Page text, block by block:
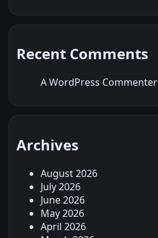
Recent Comments
A WordPress Commenter
Archives
August 2026
July 2026
June 2026
May 2026
April 2026